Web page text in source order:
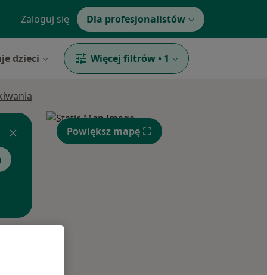
Zaloguj się Dla profesjonalistów
dzieci Więcej filtrów • 1
Powiększ mapę